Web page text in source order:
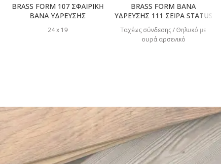
BRASS FORM 107 ΣΦΑΙΡΙΚΗ
ΒΑΝΑ ΥΔΡΕΥΣΗΣ
24 x 19
BRASS FORM ΒΑΝΑ
ΥΔΡΕΥΣΗΣ 111 ΣΕΙΡΑ STATUS
Ταχέως σύνδεσης / Θηλυκό με
ουρά αρσενικό